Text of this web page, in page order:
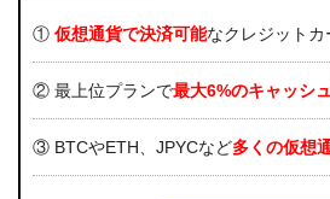
① 仮想通貨で決済可能なクレジットカ
② 最上位プランで最大6%のキャッシ
③ BTCやETH、JPYCなど多くの仮想